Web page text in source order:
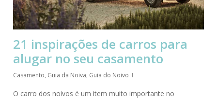
21 inspirações de carros para
alugar no seu casamento
Casamento, Guia da Noiva, Guia do Noivo
O carro dos noivos é um item muito importante no